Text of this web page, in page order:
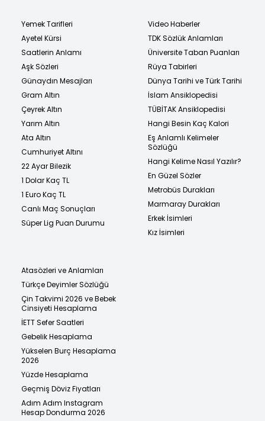
Yemek Tarifleri
Ayetel Kürsi
Saatlerin Anlamı
Aşk Sözleri
Günaydın Mesajları
Gram Altın
Çeyrek Altın
Yarım Altın
Ata Altın
Cumhuriyet Altını
22 Ayar Bilezik
1 Dolar Kaç TL
1 Euro Kaç TL
Canlı Maç Sonuçları
Süper Lig Puan Durumu
Video Haberler
TDK Sözlük Anlamları
Üniversite Taban Puanları
Rüya Tabirleri
Dünya Tarihi ve Türk Tarihi
İslam Ansiklopedisi
TÜBİTAK Ansiklopedisi
Hangi Besin Kaç Kalori
Eş Anlamlı Kelimeler
Sözlüğü
Hangi Kelime Nasıl Yazılır?
En Güzel Sözler
Metrobüs Durakları
Marmaray Durakları
Erkek İsimleri
Kız İsimleri
Atasözleri ve Anlamları
Türkçe Deyimler Sözlüğü
Çin Takvimi 2026 ve Bebek
Cinsiyeti Hesaplama
İETT Sefer Saatleri
Gebelik Hesaplama
Yükselen Burç Hesaplama
2026
Yüzde Hesaplama
Geçmiş Döviz Fiyatları
Adım Adım Instagram
Hesap Dondurma 2026